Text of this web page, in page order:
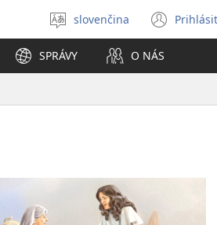
Výber
jazyka
slovenčina
nové
SPRÁVY O NÁS